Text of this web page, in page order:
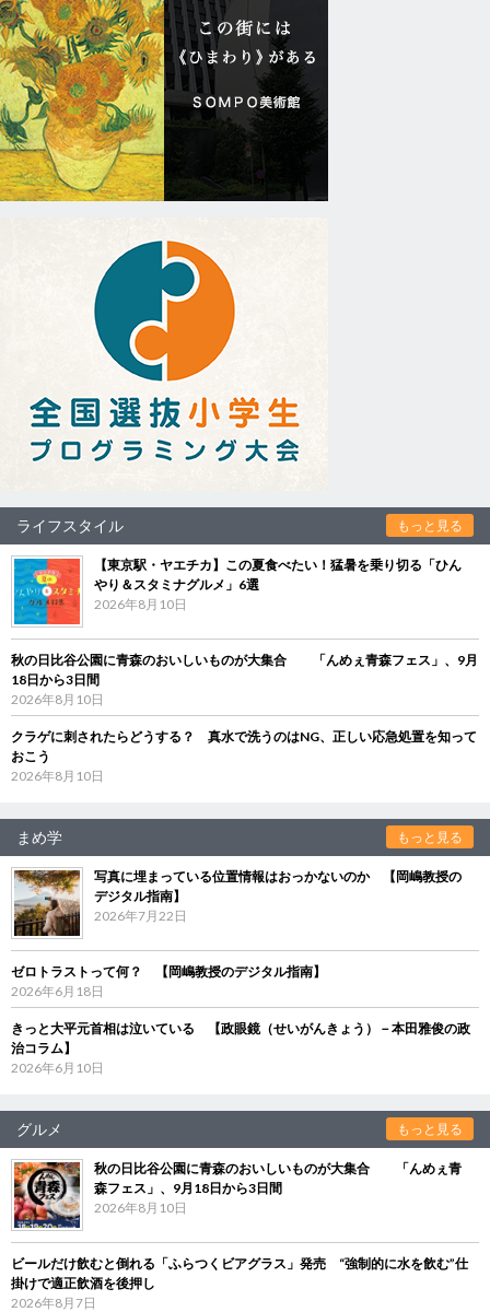
ライフスタイル もっと見る
【東京駅・ヤエチカ】この夏食べたい！猛暑を乗り切る「ひん
やり＆スタミナグルメ」6選
2026年8月10日
秋の日比谷公園に青森のおいしいものが大集合 「んめぇ青森フェス」、9月
18日から3日間
2026年8月10日
クラゲに刺されたらどうする？ 真水で洗うのはNG、正しい応急処置を知って
おこう
2026年8月10日
まめ学 もっと見る
写真に埋まっている位置情報はおっかないのか 【岡嶋教授の
デジタル指南】
2026年7月22日
ゼロトラストって何？ 【岡嶋教授のデジタル指南】
2026年6月18日
きっと大平元首相は泣いている 【政眼鏡（せいがんきょう）－本田雅俊の政
治コラム】
2026年6月10日
グルメ もっと見る
秋の日比谷公園に青森のおいしいものが大集合 「んめぇ青
森フェス」、9月18日から3日間
2026年8月10日
ビールだけ飲むと倒れる「ふらつくビアグラス」発売 “強制的に水を飲む”仕
掛けで適正飲酒を後押し
2026年8月7日